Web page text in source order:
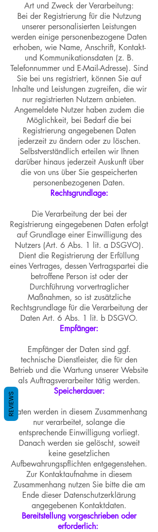
Art und Zweck der Verarbeitung:
Bei der Registrierung für die Nutzung
unserer personalisierten Leistungen
werden einige personenbezogene Daten
erhoben, wie Name, Anschrift, Kontakt-
und Kommunikationsdaten (z. B.
Telefonnummer und E-Mail-Adresse). Sind
Sie bei uns registriert, können Sie auf
Inhalte und Leistungen zugreifen, die wir
nur registrierten Nutzern anbieten.
Angemeldete Nutzer haben zudem die
Möglichkeit, bei Bedarf die bei
Registrierung angegebenen Daten
jederzeit zu ändern oder zu löschen.
Selbstverständlich erteilen wir Ihnen
darüber hinaus jederzeit Auskunft über
die von uns über Sie gespeicherten
personenbezogenen Daten.
Rechtsgrundlage:
Die Verarbeitung der bei der
Registrierung eingegebenen Daten erfolgt
auf Grundlage einer Einwilligung des
Nutzers (Art. 6 Abs. 1 lit. a DSGVO).
Dient die Registrierung der Erfüllung
eines Vertrages, dessen Vertragspartei die
betroffene Person ist oder der
Durchführung vorvertraglicher
Maßnahmen, so ist zusätzliche
Rechtsgrundlage für die Verarbeitung der
Daten Art. 6 Abs. 1 lit. b DSGVO.
Empfänger:
Empfänger der Daten sind ggf.
technische Dienstleister, die für den
Betrieb und die Wartung unserer Website
als Auftragsverarbeiter tätig werden.
Speicherdauer:
Daten werden in diesem Zusammenhang
nur verarbeitet, solange die
entsprechende Einwilligung vorliegt.
Danach werden sie gelöscht, soweit
keine gesetzlichen
Aufbewahrungspflichten entgegenstehen.
Zur Kontaktaufnahme in diesem
Zusammenhang nutzen Sie bitte die am
Ende dieser Datenschutzerklärung
angegebenen Kontaktdaten.
Bereitstellung vorgeschrieben oder
erforderlich:
REVIEWS